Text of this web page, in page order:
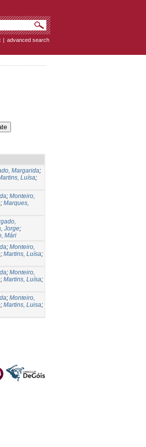
| advanced search
Margarida;
Luísa;
; Monteiro,
; Marques,
Jorge;
Mári
; Monteiro,
; Martins, Luísa;
; Monteiro,
; Martins, Luísa;
; Monteiro,
; Martins, Luisa;